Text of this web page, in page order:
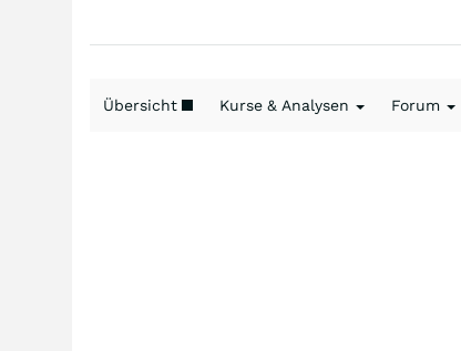
Übersicht Kurse & Analysen Forum